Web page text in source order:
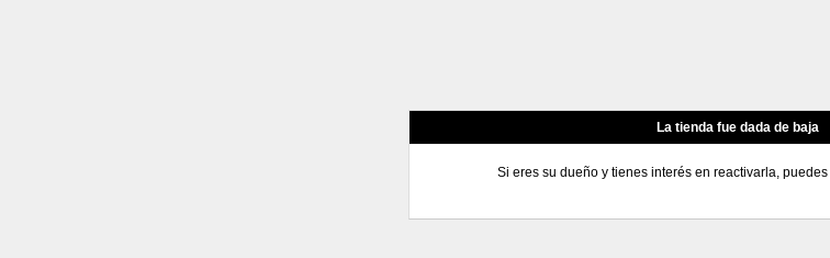
La tienda fue dada de baja
Si eres su dueño y tienes interés en reactivarla, puedes